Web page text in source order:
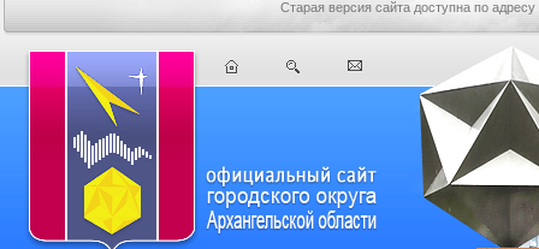
Старая версия сайта доступна по адресу